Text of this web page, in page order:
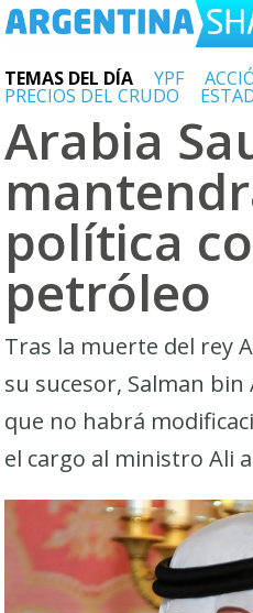
TEMAS DEL DÍA YPF
PRECIOS DEL CRUDO
Arabia
política
petróleo
Tras la muerte del rey
su sucesor, Salman
que no habrá
el cargo al ministro Ali